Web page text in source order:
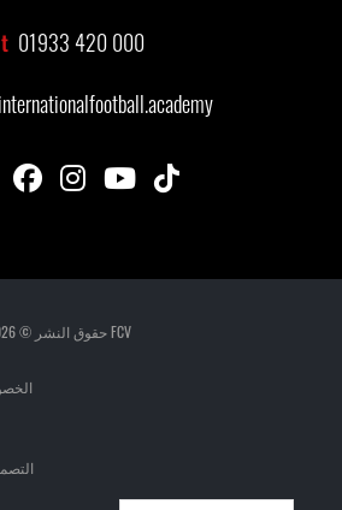
t 01933 420 000
حقوق النشر © 2026 أكاديمية كرة القدم الدولية FCV